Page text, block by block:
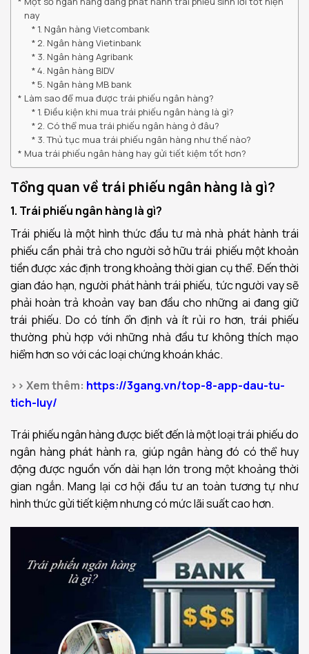
nay
1. Ngân hàng Vietcombank
2. Ngân hàng Vietinbank
3. Ngân hàng Agribank
4. Ngân hàng BIDV
5. Ngân hàng MB bank
Làm sao để mua được trái phiếu ngân hàng?
1. Điều kiện khi mua trái phiếu ngân hàng là gì?
2. Có thể mua trái phiếu ngân hàng ở đâu?
3. Thủ tục mua trái phiếu ngân hàng như thế nào?
Mua trái phiếu ngân hàng hay gửi tiết kiệm tốt hơn?
Tổng quan về trái phiếu ngân hàng là gì?
1. Trái phiếu ngân hàng là gì?
Trái phiếu là một hình thức đầu tư mà nhà phát hành trái
phiếu cần phải trả cho người sở hữu trái phiếu một khoản
tiền được xác định trong khoảng thời gian cụ thể. Đến thời
gian đáo hạn, người phát hành trái phiếu, tức người vay sẽ
phải hoàn trả khoản vay ban đầu cho những ai đang giữ
trái phiếu. Do có tính ổn định và ít rủi ro hơn, trái phiếu
thường phù hợp với những nhà đầu tư không thích mạo
hiểm hơn so với các loại chứng khoán khác.
>> Xem thêm: https://3gang.vn/top-8-app-dau-tu-
tich-luy/
Trái phiếu ngân hàng được biết đến là một loại trái phiếu do
ngân hàng phát hành ra, giúp ngân hàng đó có thể huy
động được nguồn vốn dài hạn lớn trong một khoảng thời
gian ngắn. Mang lại cơ hội đầu tư an toàn tương tự như
hình thức gửi tiết kiệm nhưng có mức lãi suất cao hơn.